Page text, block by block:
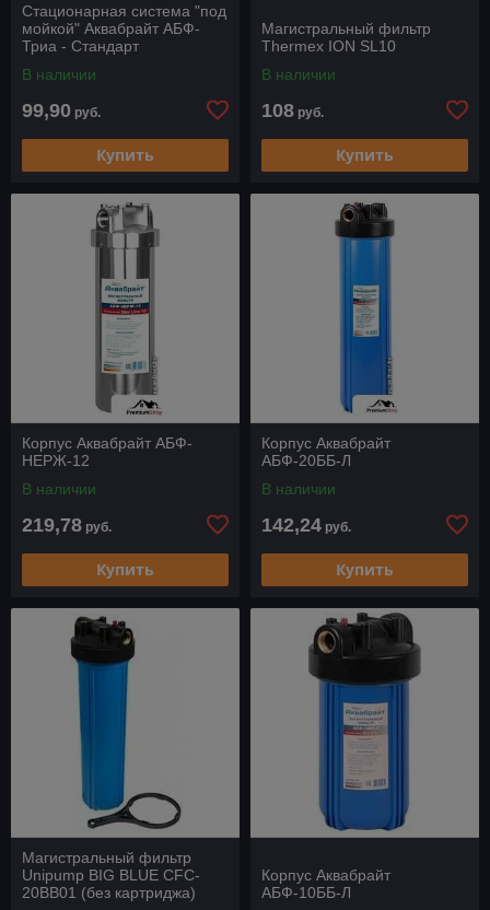
Стационарная система "под
мойкой" Аквабрайт АБФ-
Триа - Стандарт
В наличии
99,90 руб.
Купить
Магистральный фильтр
Thermex ION SL10
В наличии
108 руб.
Купить
Корпус Аквабрайт АБФ-
НЕРЖ-12
В наличии
219,78 руб.
Купить
Корпус Аквабрайт
АБФ-20ББ-Л
В наличии
142,24 руб.
Купить
Магистральный фильтр
Unipump BIG BLUE CFC-
20BB01 (без картриджа)
Корпус Аквабрайт
АБФ-10ББ-Л